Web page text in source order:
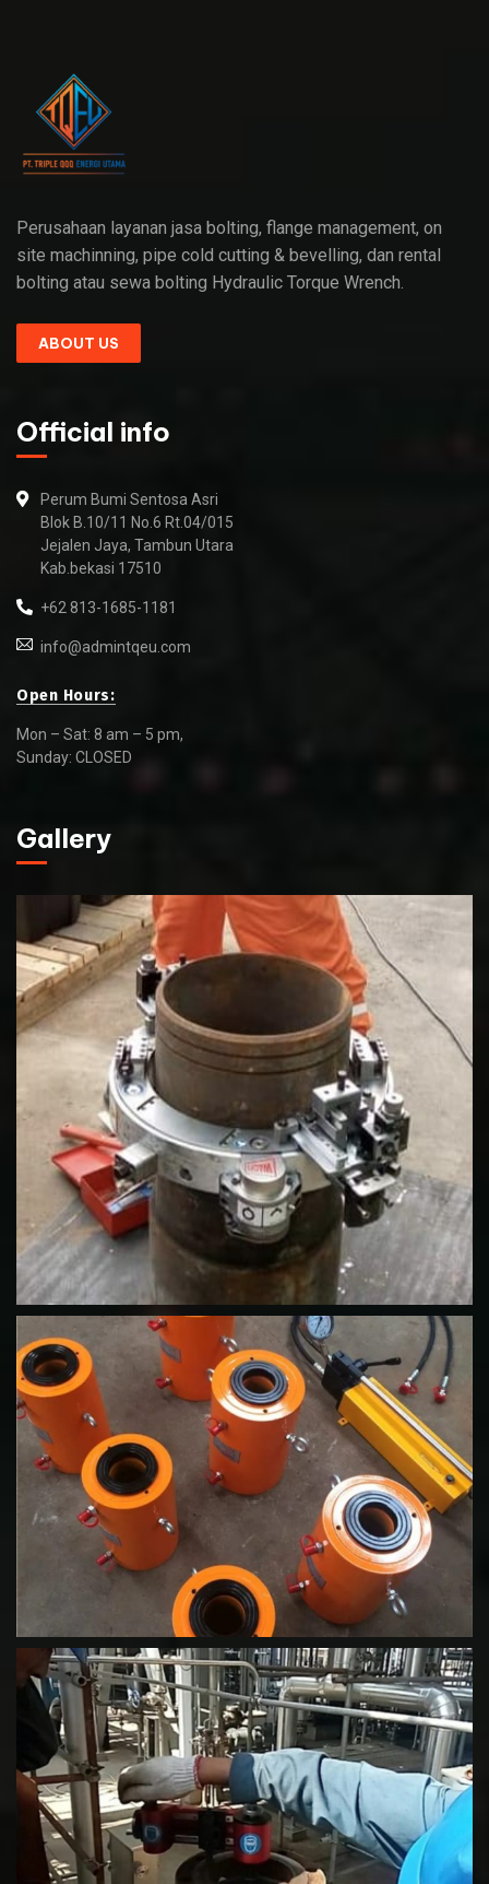
Perusahaan layanan jasa bolting, flange management, on
site machinning, pipe cold cutting & bevelling, dan rental
bolting atau sewa bolting Hydraulic Torque Wrench.
ABOUT US
Official info
Perum Bumi Sentosa Asri
Blok B.10/11 No.6 Rt.04/015
Jejalen Jaya, Tambun Utara
Kab.bekasi 17510
+62 813-1685-1181
info@admintqeu.com
Open Hours:
Mon – Sat: 8 am – 5 pm,
Sunday: CLOSED
Gallery